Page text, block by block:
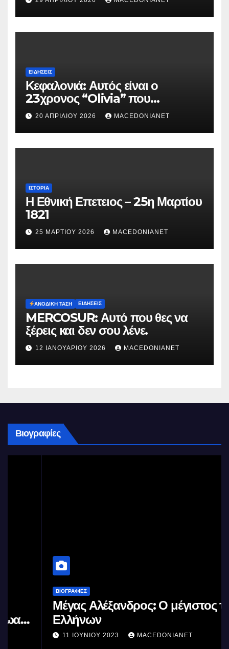
ΕΙΔΉΣΕΙΣ
Κεφαλονιά: Αυτός είναι ο
23χρονος “Olivia” που
κατηγορείται για τον θάνατο της
Μυρτούς
20 ΑΠΡΙΛΊΟΥ 2026 MACEDONIANET
ΙΣΤΟΡΊΑ
Η Εθνική Επετειος – 25η Μαρτίου
1821
25 ΜΑΡΤΊΟΥ 2026 MACEDONIANET
ΑΝΟΔΙΚΉ ΤΆΣΗ ΕΙΔΉΣΕΙΣ
MERCOSUR: Αυτό που θες να
ξέρεις και δεν σου λένε.
12 ΙΑΝΟΥΑΡΊΟΥ 2026 MACEDONIANET
Βιογραφίες
Μέγας Αλέξανδρος: Ο μέγιστος των
Ελλήνων
11 ΙΟΥΝΊΟΥ 2023 MACEDONIANET